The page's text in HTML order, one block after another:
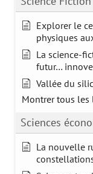
Explorer le
physiques
La science-
futur…
Vallée du
Montrer tous les
Sciences
La nouvelle